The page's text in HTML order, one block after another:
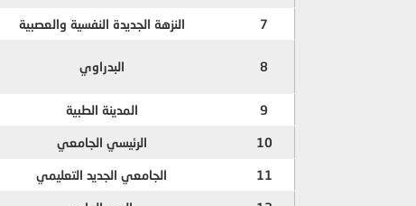
7 النزهة الجديدة النفسية والعصبية
8 البدراوي
9 المدينة الطبية
10 الرئيسي الجامعي
11 الجامعي الجديد التعليمي